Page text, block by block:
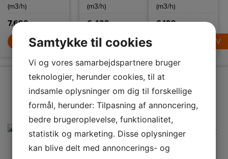
(m3/h)
7.699,-
LÆG I KURV
(m3/h)
6.429,-
LÆG I KURV
(m3/h)
6.199,-
LÆG I KURV
Samtykke til cookies
Vi og vores samarbejdspartnere bruger
teknologier, herunder cookies, til at
indsamle oplysninger om dig til forskellige
formål, herunder: Tilpasning af annoncering,
bedre brugeroplevelse, funktionalitet,
statistik og marketing. Disse oplysninger
kan blive delt med annoncerings- og